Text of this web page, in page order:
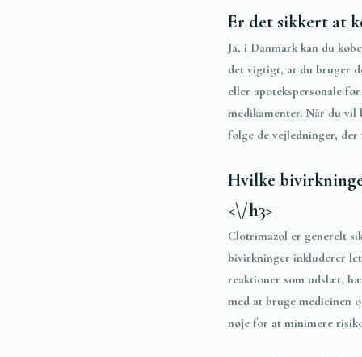
Er det sikkert at
Ja, i Danmark kan du
det vigtigt, at du bruger
eller apotekspersonale
medikamenter. Når du vil
følge de vejledninger,
Hvilke
<\/h3>
Clotrimazol er generelt
bivirkninger inkluderer
reaktioner som udslæt,
med at bruge medicinen
nøje for at minimere